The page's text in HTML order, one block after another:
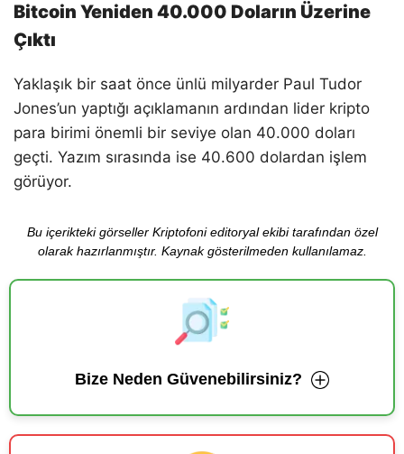
Bitcoin Yeniden 40.000 Doların Üzerine
Çıktı
Yaklaşık bir saat önce ünlü milyarder Paul Tudor
Jones’un yaptığı açıklamanın ardından lider kripto
para birimi önemli bir seviye olan 40.000 doları
geçti. Yazım sırasında ise 40.600 dolardan işlem
görüyor.
Bu içerikteki görseller Kriptofoni editoryal ekibi tarafından özel
olarak hazırlanmıştır. Kaynak gösterilmeden kullanılamaz.
Bize Neden Güvenebilirsiniz?